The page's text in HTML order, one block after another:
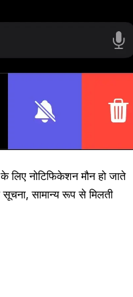
नोटिफिकेशन मौन हो जाते
सामान्य रूप से मिलती